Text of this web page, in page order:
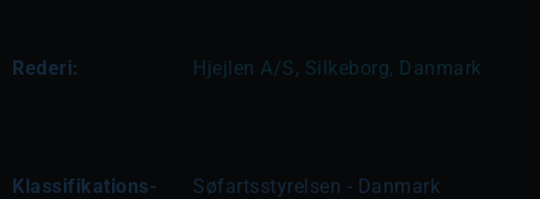
Rederi: Hjejlen A/S, Silkeborg, Danmark
Klassifikations-
Søfartsstyrelsen - Danmark